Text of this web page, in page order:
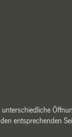
entsprechenden